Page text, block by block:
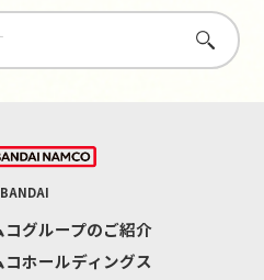
さがす
グループのご紹介
ホールディングス